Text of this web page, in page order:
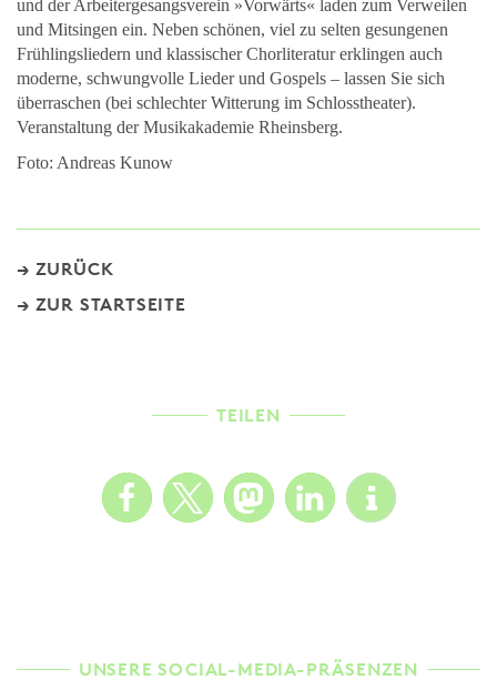
und der Arbeitergesangsverein »Vorwärts« laden zum Verweilen
und Mitsingen ein. Neben schönen, viel zu selten gesungenen
Frühlingsliedern und klassischer Chorliteratur erklingen auch
moderne, schwungvolle Lieder und Gospels – lassen Sie sich
überraschen (bei schlechter Witterung im Schlosstheater).
Veranstaltung der Musikakademie Rheinsberg.
Foto: Andreas Kunow
ZURÜCK
ZUR STARTSEITE
TEILEN
UNSERE SOCIAL-MEDIA-PRÄSENZEN